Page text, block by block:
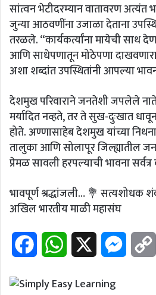
सांत्वन भेटीदरम्यान वातावरण
जुन्या आठवणींना उजाळा देताना
तरळले. “कार्यकर्त्यांना मायेची साथ
आणि साधेपणातून मोठेपणा
अशा शब्दांत उपस्थितांनी आपल्या
देशमुख परिवाराने जनतेशी जपलेले
मर्यादित नव्हते, तर ते सुख-दुःखात
होते. अण्णासाहेब देशमुख यांच्या
तालुका आणि सोलापूर जिल्ह्यातील
प्रेमळ सावली हरपल्याची भावना
भावपूर्ण श्रद्धांजली… 💐 सत्यशोधक
अखिल भारतीय माळी महासंघ